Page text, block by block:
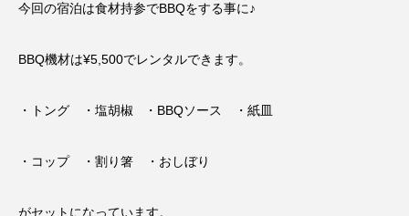
今回の宿泊は食材持参でBBQをする事に♪
BBQ機材は¥5,500でレンタルできます。
・トング ・塩胡椒 ・BBQソース ・紙皿
・コップ ・割り箸 ・おしぼり
がセットになっています。